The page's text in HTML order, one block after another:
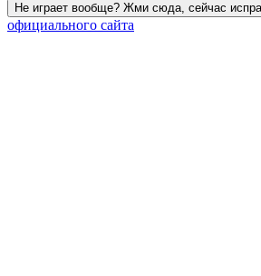
Не играет вообще? Жми сюда, сейчас
официального сайта